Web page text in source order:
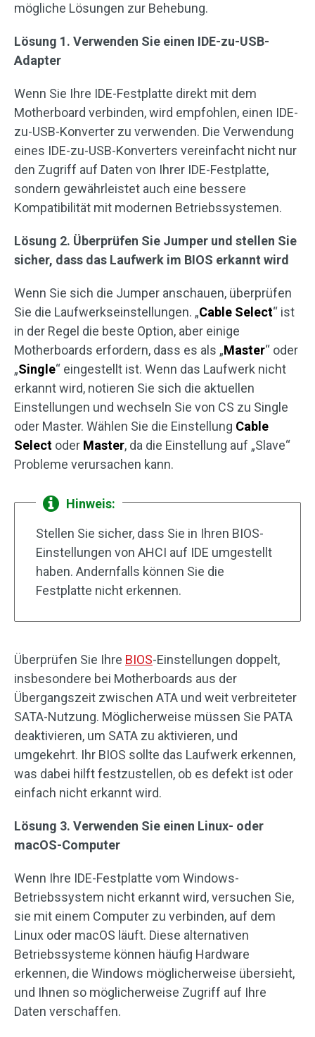
mögliche Lösungen zur Behebung.
Lösung 1. Verwenden Sie einen IDE-zu-USB-
Adapter
Wenn Sie Ihre IDE-Festplatte direkt mit dem
Motherboard verbinden, wird empfohlen, einen IDE-
zu-USB-Konverter zu verwenden. Die Verwendung
eines IDE-zu-USB-Konverters vereinfacht nicht nur
den Zugriff auf Daten von Ihrer IDE-Festplatte,
sondern gewährleistet auch eine bessere
Kompatibilität mit modernen Betriebssystemen.
Lösung 2. Überprüfen Sie Jumper und stellen Sie
sicher, dass das Laufwerk im BIOS erkannt wird
Wenn Sie sich die Jumper anschauen, überprüfen
Sie die Laufwerkseinstellungen. „Cable Select“ ist
in der Regel die beste Option, aber einige
Motherboards erfordern, dass es als „Master“ oder
„Single“ eingestellt ist. Wenn das Laufwerk nicht
erkannt wird, notieren Sie sich die aktuellen
Einstellungen und wechseln Sie von CS zu Single
oder Master. Wählen Sie die Einstellung Cable
Select oder Master, da die Einstellung auf „Slave“
Probleme verursachen kann.
Hinweis:
Stellen Sie sicher, dass Sie in Ihren BIOS-
Einstellungen von AHCI auf IDE umgestellt
haben. Andernfalls können Sie die
Festplatte nicht erkennen.
Überprüfen Sie Ihre BIOS-Einstellungen doppelt,
insbesondere bei Motherboards aus der
Übergangszeit zwischen ATA und weit verbreiteter
SATA-Nutzung. Möglicherweise müssen Sie PATA
deaktivieren, um SATA zu aktivieren, und
umgekehrt. Ihr BIOS sollte das Laufwerk erkennen,
was dabei hilft festzustellen, ob es defekt ist oder
einfach nicht erkannt wird.
Lösung 3. Verwenden Sie einen Linux- oder
macOS-Computer
Wenn Ihre IDE-Festplatte vom Windows-
Betriebssystem nicht erkannt wird, versuchen Sie,
sie mit einem Computer zu verbinden, auf dem
Linux oder macOS läuft. Diese alternativen
Betriebssysteme können häufig Hardware
erkennen, die Windows möglicherweise übersieht,
und Ihnen so möglicherweise Zugriff auf Ihre
Daten verschaffen.